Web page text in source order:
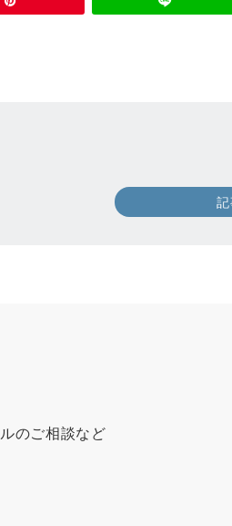
のご相談など